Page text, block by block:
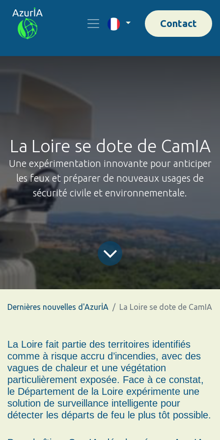
Contact
La Loire se dote de CamIA
Une expérimentation innovante pour anticiper
les feux et préparer de nouveaux usages de
sécurité civile et environnementale.
Dernières nouvelles d'AzurİA La Loire se dote de CamIA
La Loire fait partie des territoires identifiés
comme à risque accru d’incendies, avec des
vagues de chaleur et une végétation
particulièrement exposée. Face à ce constat,
le Département de la Loire expérimente une
solution de surveillance intelligente pour
détecter les départs de feu le plus tôt possible.